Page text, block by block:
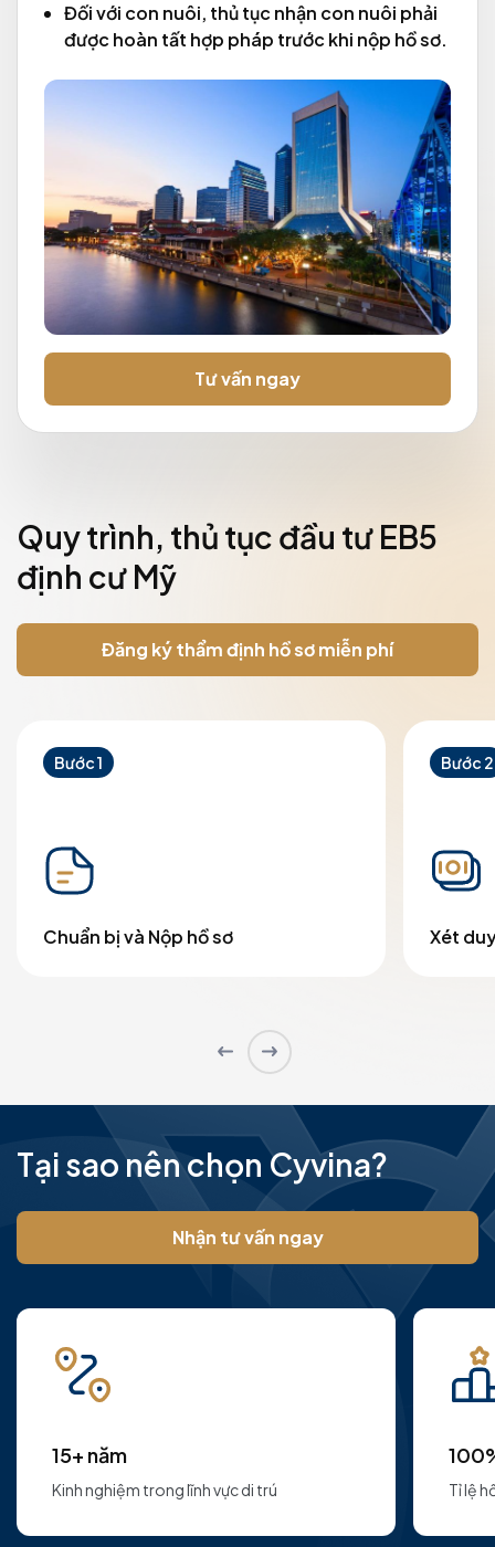
Đối với con nuôi, thủ tục nhận con nuôi phải
được hoàn tất hợp pháp trước khi nộp hồ sơ.
Tư vấn ngay
Quy trình, thủ tục đầu tư EB5
định cư Mỹ
Đăng ký thẩm định hồ sơ miễn phí
Bước 1
Chuẩn bị và Nộp hồ sơ
Bước 2
Xét
Tại sao nên chọn Cyvina?
Nhận tư vấn ngay
15+ năm
Kinh nghiệm trong lĩnh vực di trú Tỉ lệ